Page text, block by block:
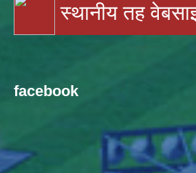
स्थानीय तह
facebook